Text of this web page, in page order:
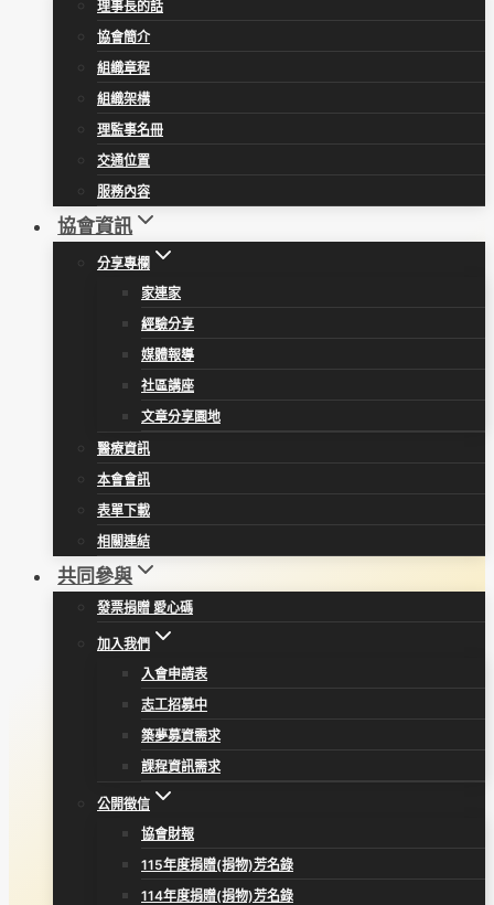
理事長的話
協會簡介
組織章程
組織架構
理監事名冊
交通位置
服務內容
協會資訊
分享專欄
家連家
經驗分享
媒體報導
社區講座
文章分享園地
醫療資訊
本會會訊
表單下載
相關連結
共同參與
發票捐贈 愛心碼
加入我們
入會申請表
志工招募中
築夢募資需求
課程資訊需求
公開徵信
協會財報
115年度捐贈(捐物)芳名錄
114年度捐贈(捐物)芳名錄